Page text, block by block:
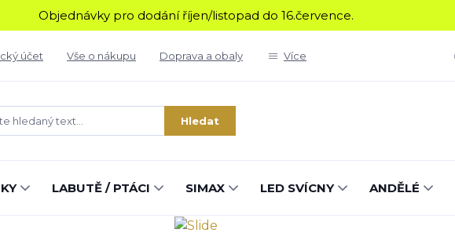
Objednávky pro dodání říjen/listopad do 16.července.
účet Vše o nákupu Doprava a obaly Více
Hledat
LABUTĚ / PTÁCI SIMAX LED SVÍCNY ANDĚLÉ